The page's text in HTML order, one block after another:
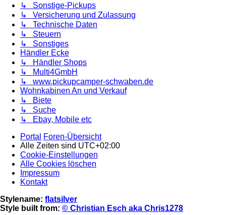
↳ Sonstige-Pickups
↳ Versicherung und Zulassung
↳ Technische Daten
↳ Steuern
↳ Sonstiges
Händler Ecke
↳ Händler Shops
↳ Multi4GmbH
↳ www.pickupcamper-schwaben.de
Wohnkabinen An und Verkauf
↳ Biete
↳ Suche
↳ Ebay, Mobile etc
Portal Foren-Übersicht
Alle Zeiten sind UTC+02:00
Cookie-Einstellungen
Alle Cookies löschen
Impressum
Kontakt
Stylename: flatsilver
Style built from: © Christian Esch aka Chris1278